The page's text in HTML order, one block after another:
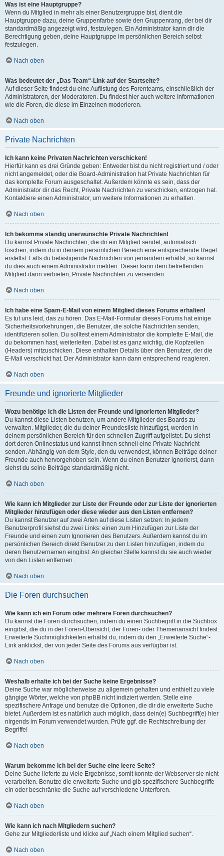
Was ist eine Hauptgruppe?
Wenn du Mitglied in mehr als einer Benutzergruppe bist, dient die
Hauptgruppe dazu, deine Gruppenfarbe sowie den Gruppenrang, der bei dir
standardmäßig angezeigt wird, festzulegen. Ein Administrator kann dir die
Berechtigung geben, deine Hauptgruppe im persönlichen Bereich selbst
festzulegen.
Nach oben
Was bedeutet der „Das Team“-Link auf der Startseite?
Auf dieser Seite findest du eine Auflistung des Forenteams, einschließlich der
Administratoren, der Moderatoren. Du findest hier auch weitere Informationen
wie die Foren, die diese im Einzelnen moderieren.
Nach oben
Private Nachrichten
Ich kann keine Privaten Nachrichten verschicken!
Hierfür kann es drei Gründe geben: Entweder bist du nicht registriert und / oder
nicht angemeldet, oder die Board-Administration hat Private Nachrichten für
das komplette Forum ausgeschaltet. Außerdem könnte es sein, dass der
Administrator dir das Recht, Private Nachrichten zu verschicken, entzogen hat.
Kontaktiere einen Administrator, um weitere Informationen zu erhalten.
Nach oben
Ich bekomme ständig unerwünschte Private Nachrichten!
Du kannst Private Nachrichten, die dir ein Mitglied sendet, automatisch
löschen, indem du in deinem persönlichen Bereich eine entsprechende Regel
erstellst. Falls du belästigende Nachrichten von jemandem erhältst, so kannst
du dies auch einem Administrator melden. Dieser kann dem betreffenden
Mitglied dann verbieten, Private Nachrichten zu versenden.
Nach oben
Ich habe eine Spam-E-Mail von einem Mitglied dieses Forums erhalten!
Es tut uns leid, das zu hören. Das E-Mail-Formular dieses Forums hat einige
Sicherheitsvorkehrungen, die Benutzer, die solche Nachrichten senden,
identifizieren sollen. Du solltest einem Administrator die komplette E-Mail, die
du bekommen hast, weiterleiten. Dabei ist es ganz wichtig, die Kopfzeilen
(Headers) mitzuschicken. Diese enthalten Details über den Benutzer, der die
E-Mail verschickt hat. Der Administrator kann dann entsprechend reagieren.
Nach oben
Freunde und ignorierte Mitglieder
Wozu benötige ich die Listen der Freunde und ignorierten Mitglieder?
Du kannst diese Listen benutzen, um andere Mitglieder des Boards zu
verwalten. Mitglieder, die du deiner Freundesliste hinzufügst, werden in
deinem persönlichen Bereich für den schnellen Zugriff aufgelistet. Du siehst
dort deren Onlinestatus und kannst ihnen schnell eine Private Nachricht
senden. Abhängig von dem Style, den du verwendest, können Beiträge deiner
Freunde auch hervorgehoben sein. Wenn du einen Benutzer ignorierst, dann
siehst du seine Beiträge standardmäßig nicht.
Nach oben
Wie kann ich Mitglieder zur Liste der Freunde oder zur Liste der ignorierten
Mitglieder hinzufügen oder diese wieder aus den Listen entfernen?
Du kannst Benutzer auf zwei Arten auf diese Listen setzen: In jedem
Benutzerprofil siehst du zwei Links: einen zum Hinzufügen zur Liste der
Freunde und einen zum Ignorieren des Benutzers. Außerdem kannst du im
persönlichen Bereich direkt Benutzer zu den Listen hinzufügen, indem du
deren Benutzernamen eingibst. An gleicher Stelle kannst du sie auch wieder
von den Listen entfernen.
Nach oben
Die Foren durchsuchen
Wie kann ich ein Forum oder mehrere Foren durchsuchen?
Du kannst die Foren durchsuchen, indem du einen Suchbegriff in die Suchbox
eingibst, die du in der Foren-Übersicht, der Foren- oder Themenansicht findest.
Erweiterte Suchmöglichkeiten erhältst du, indem du den „Erweiterte Suche“-
Link anklickst, der von jeder Seite des Forums aus verfügbar ist.
Nach oben
Weshalb erhalte ich bei der Suche keine Ergebnisse?
Deine Suche war möglicherweise zu allgemein gehalten und enthielt zu viele
gängige Wörter, welche von phpBB nicht indiziert werden. Stelle eine
spezifischere Anfrage und benutze die Optionen, die dir die erweiterte Suche
bietet. Außerdem ist es natürlich auch möglich, dass dein(e) Suchbegriff(e) hier
nirgends im Forum verwendet wurden. Prüfe ggf. die Rechtschreibung der
Begriffe!
Nach oben
Warum bekomme ich bei der Suche eine leere Seite?
Deine Suche lieferte zu viele Ergebnisse, somit konnte der Webserver sie nicht
verarbeiten. Benutze die erweiterte Suche und gib spezifischere Suchbegriffe
ein oder beschränke die Suche auf verschiedene Unterforen.
Nach oben
Wie kann ich nach Mitgliedern suchen?
Gehe zur Mitgliederliste und klicke auf „Nach einem Mitglied suchen“.
Nach oben